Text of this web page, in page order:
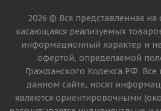
2026 © Вся представленная
касающаяся реализуемых
информационный характер и не
офертой, определяемой
Гражданского Кодекса РФ.
данном сайте, носят
являются ориентировочными